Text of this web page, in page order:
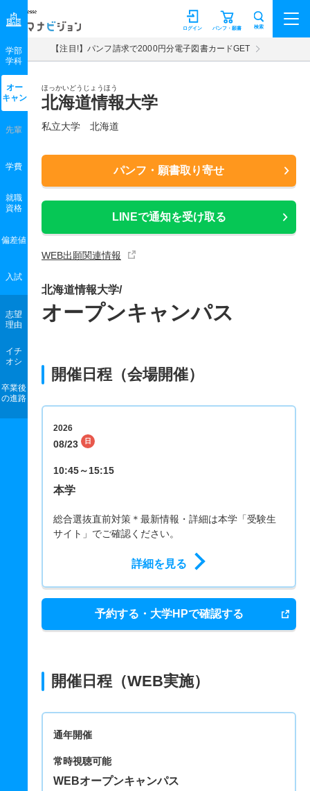
マナビジョン パンフ・願書
ログイン 検索
【注目!】パンフ請求で2000円分電子図書カードGET
ほっかいどうじょうほう
北海道情報大学
私立大学 北海道
パンフ・願書取り寄せ
LINEで通知を受け取る
WEB出願関連情報
学部
学科
オー
キャン
先輩
学費
就職
資格
偏差値
入試
志望
理由
イチ
オシ
卒業後
の進路
北海道情報大学/
オープンキャンパス
開催日程（会場開催）
2026
08/23 日
10:45～15:15
本学
総合選抜直前対策＊最新情報・詳細は本学「受験生
サイト」でご確認ください。
詳細を見る
予約する・大学HPで確認する
開催日程（WEB実施）
通年開催
常時視聴可能
WEBオープンキャンパス